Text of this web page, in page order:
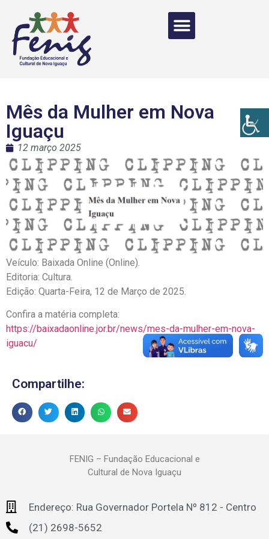
Mês da Mulher em Nova
Iguaçu
12 março 2025
Veículo: Baixada Online (Online).
Editoria: Cultura.
Edição: Quarta-Feira, 12 de Março de 2025.
Confira a matéria completa:
https://baixadaonline.jor.br/news/mes-da-mulher-em-nova-
iguacu/
Compartilhe:
FENIG – Fundação Educacional e
Cultural de Nova Iguaçu
Endereço: Rua Governador Portela Nº 812 - Centro
(21) 2698-5652